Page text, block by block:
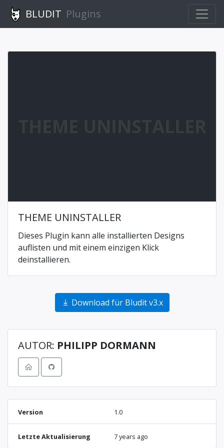
BLUDIT Plugins
THEME UNINSTALLER
THEME UNINSTALLER
Dieses Plugin kann alle installierten Designs
auflisten und mit einem einzigen Klick
deinstallieren.
Download für Bludit v3.x
AUTOR: PHILIPP DORMANN
Version 1.0
Letzte Aktualisierung 7 years ago